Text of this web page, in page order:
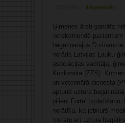
4 komentāri
Ģimenes ārsti gandrīz
nerekomendē
bagātinātājus D vitamīna
norāda Latvijas Lauku
asociācijas vadītāja,
Kozlovska (ZZS).
un veterinārā dienesta
apturēt uztura
pilieni Forte” izplatīšanu,
norādīja, ka jebkurš
tostarp arī uztura